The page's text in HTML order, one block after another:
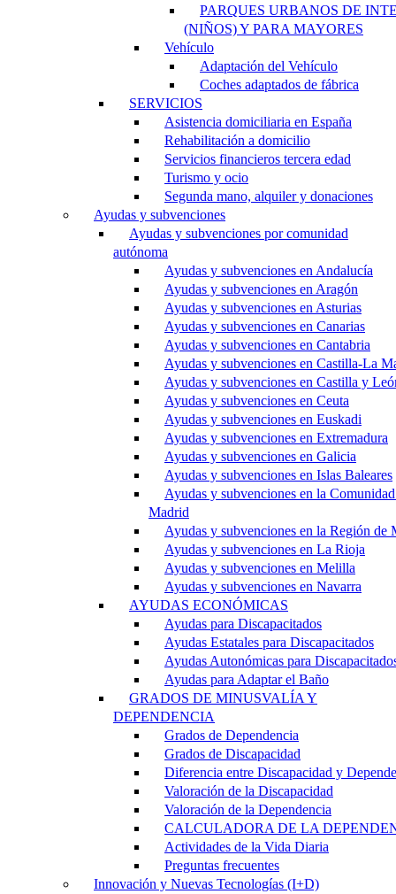
PARQUES URBANOS DE
(NIÑOS) Y PARA MAYORES
Vehículo
Adaptación del Vehículo
Coches adaptados de fábrica
SERVICIOS
Asistencia domiciliaria en España
Rehabilitación a domicilio
Servicios financieros tercera edad
Turismo y ocio
Segunda mano, alquiler y donaciones
Ayudas y subvenciones
Ayudas y subvenciones por comunidad
autónoma
Ayudas y subvenciones en Andalucía
Ayudas y subvenciones en Aragón
Ayudas y subvenciones en Asturias
Ayudas y subvenciones en Canarias
Ayudas y subvenciones en Cantabria
Ayudas y subvenciones en Castilla-La
Ayudas y subvenciones en Castilla y
Ayudas y subvenciones en Ceuta
Ayudas y subvenciones en Euskadi
Ayudas y subvenciones en Extremadura
Ayudas y subvenciones en Galicia
Ayudas y subvenciones en Islas Baleares
Ayudas y subvenciones en la
Madrid
Ayudas y subvenciones en la Región de
Ayudas y subvenciones en La Rioja
Ayudas y subvenciones en Melilla
Ayudas y subvenciones en Navarra
AYUDAS ECONÓMICAS
Ayudas para Discapacitados
Ayudas Estatales para Discapacitados
Ayudas Autonómicas para
Ayudas para Adaptar el Baño
GRADOS DE MINUSVALÍA Y
DEPENDENCIA
Grados de Dependencia
Grados de Discapacidad
Diferencia entre Discapacidad y
Valoración de la Discapacidad
Valoración de la Dependencia
CALCULADORA DE LA
Actividades de la Vida Diaria
Preguntas frecuentes
Innovación y Nuevas Tecnologías (I+D)